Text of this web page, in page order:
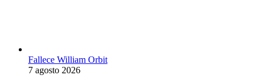
Fallece William Orbit
7 agosto 2026